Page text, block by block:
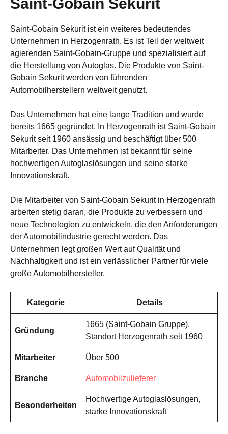
Saint-Gobain Sekurit ist ein weiteres bedeutendes
Unternehmen in Herzogenrath. Es ist Teil der weltweit
agierenden Saint-Gobain-Gruppe und spezialisiert auf
die Herstellung von Autoglas. Die Produkte von Saint-
Gobain Sekurit werden von führenden
Automobilherstellern weltweit genutzt.
Das Unternehmen hat eine lange Tradition und wurde
bereits 1665 gegründet. In Herzogenrath ist Saint-Gobain
Sekurit seit 1960 ansässig und beschäftigt über 500
Mitarbeiter. Das Unternehmen ist bekannt für seine
hochwertigen Autoglaslösungen und seine starke
Innovationskraft.
Die Mitarbeiter von Saint-Gobain Sekurit in Herzogenrath
arbeiten stetig daran, die Produkte zu verbessern und
neue Technologien zu entwickeln, die den Anforderungen
der Automobilindustrie gerecht werden. Das
Unternehmen legt großen Wert auf Qualität und
Nachhaltigkeit und ist ein verlässlicher Partner für viele
große Automobilhersteller.
Kategorie Details
Gründung
1665 (Saint-Gobain Gruppe),
Standort Herzogenrath seit 1960
Mitarbeiter Über 500
Branche Automobilzulieferer
Besonderheiten
Hochwertige Autoglaslösungen,
starke Innovationskraft